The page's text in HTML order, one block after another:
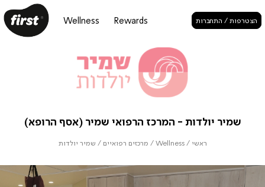
הצטרפות / התחברות Rewards
Wellness
שמיר יולדות - המרכז הרפואי שמיר (אסף הרופא)
ראשי /
Wellness
/ מרכזים רפואיים / שמיר יולדות